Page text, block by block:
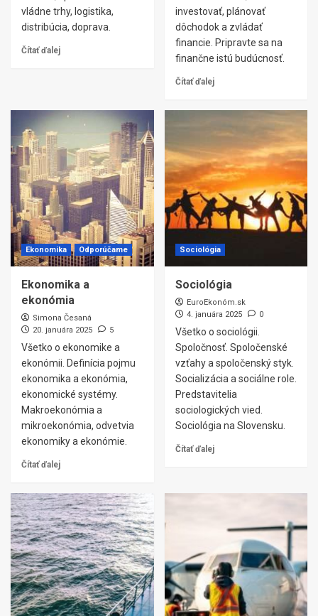
vládne trhy, logistika,
distribúcia, doprava.
Čítať ďalej
investovať, plánovať
dôchodok a zvládať
financie. Pripravte sa na
finančne istú budúcnosť.
Čítať ďalej
Ekonomika Odporúčame
Ekonomika a
ekonómia
Simona Česaná
20. januára 2025
5
Všetko o ekonomike a
ekonómii. Definícia pojmu
ekonomika a ekonómia,
ekonomické systémy.
Makroekonómia a
mikroekonómia, odvetvia
ekonomiky a ekonómie.
Čítať ďalej
Sociológia
Sociológia
EuroEkonóm.sk
4. januára 2025
0
Všetko o sociológii.
Spoločnosť. Spoločenské
vzťahy a spoločenský styk.
Socializácia a sociálne role.
Predstavitelia
sociologických vied.
Sociológia na Slovensku.
Čítať ďalej